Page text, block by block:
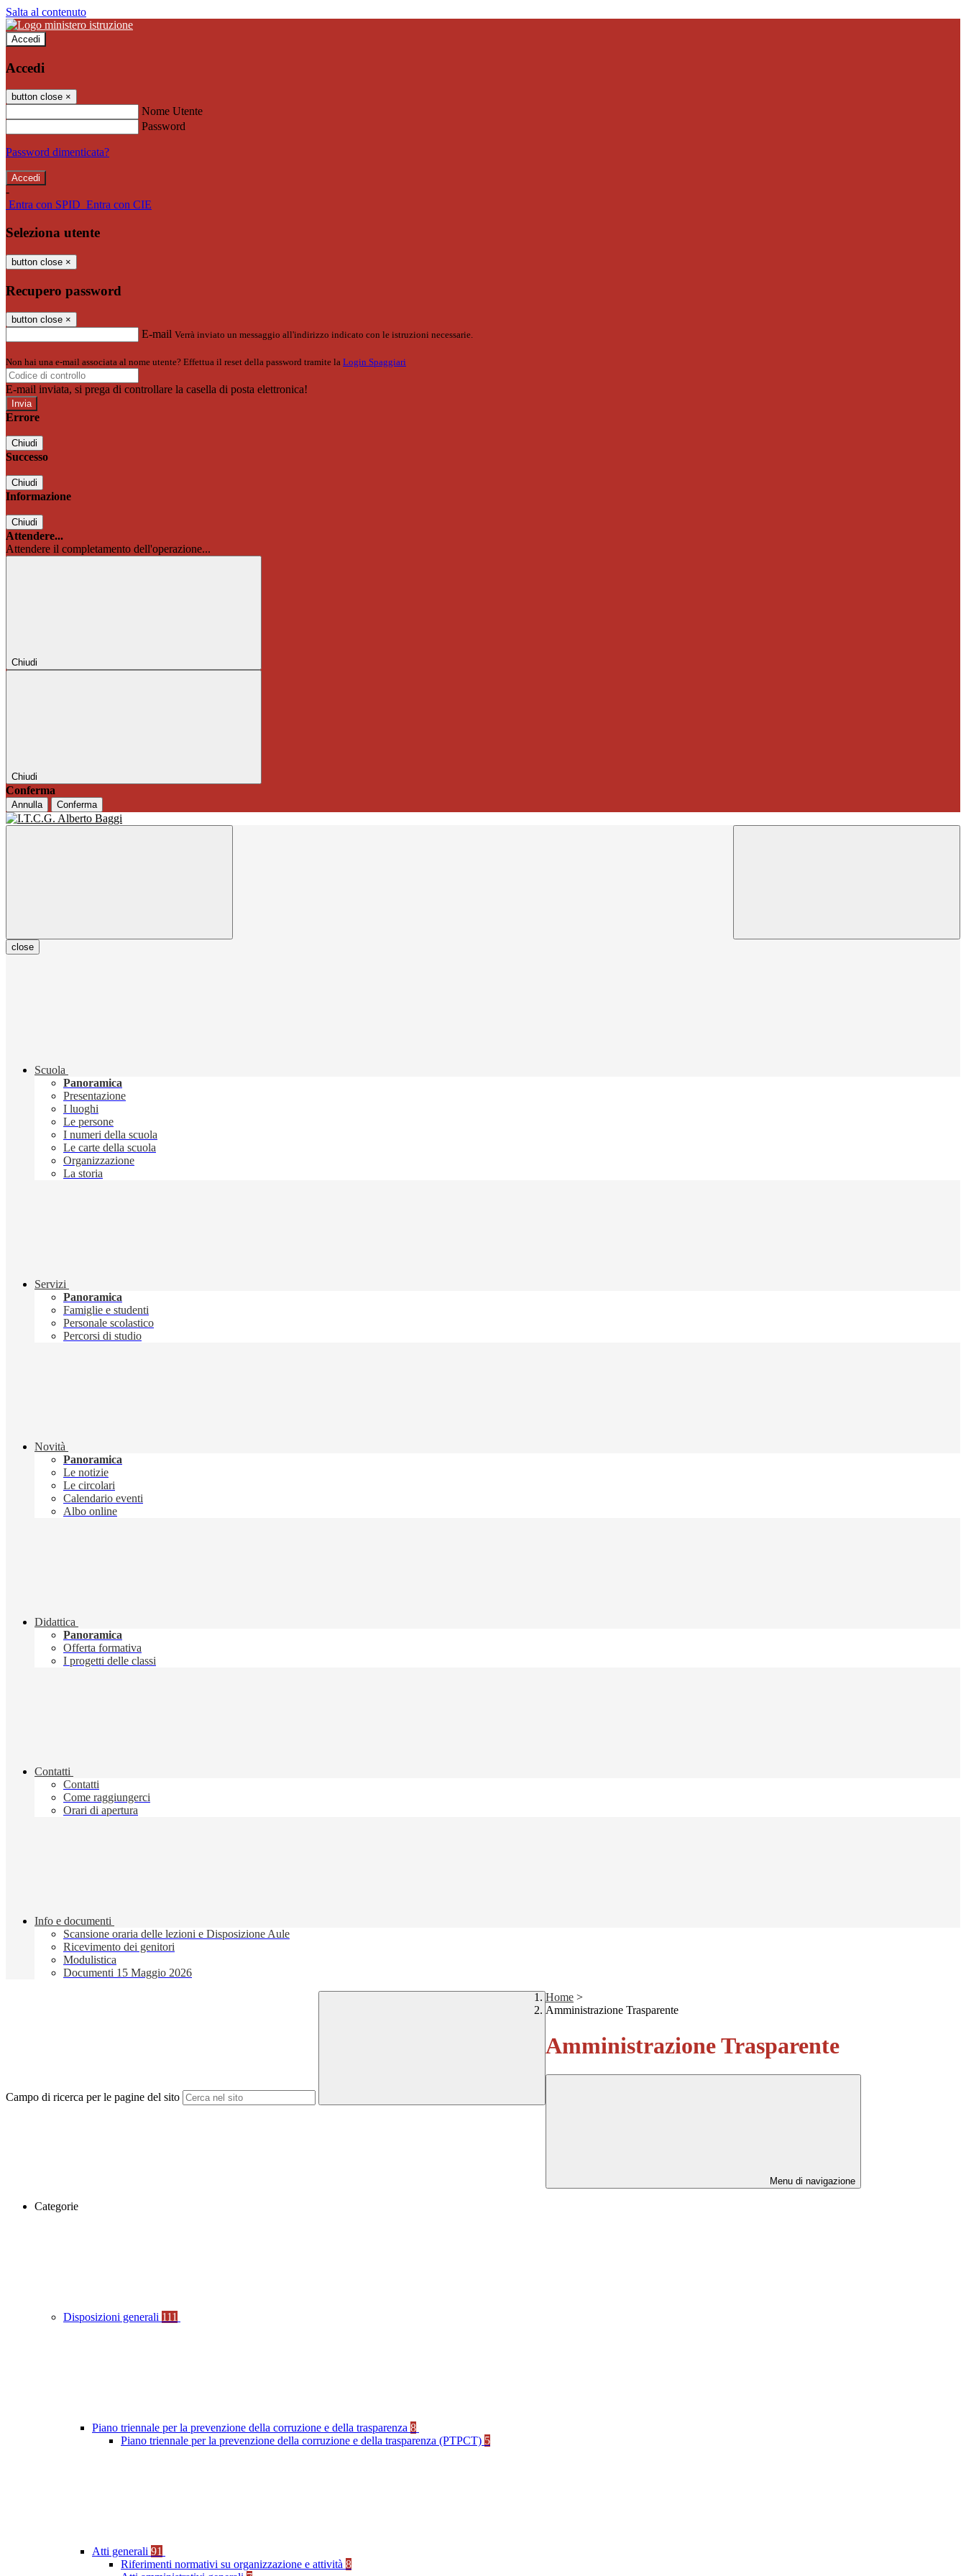
Salta al contenuto
Accedi
Accedi
button close ×
Nome Utente
Password
Password dimenticata?
-
Entra con SPID Entra con CIE
Seleziona utente
button close ×
Recupero password
button close ×
E-mail Verrà inviato un messaggio all'indirizzo indicato con le istruzioni necessarie.
Non hai una e-mail associata al nome utente? Effettua il reset della password tramite la Login Spaggiari
E-mail inviata, si prega di controllare la casella di posta elettronica!
Errore
Chiudi
Successo
Chiudi
Informazione
Chiudi
Attendere...
Attendere il completamento dell'operazione...
Chiudi
Chiudi
Conferma
Annulla Conferma
close
Scuola
Panoramica
Presentazione
I luoghi
Le persone
I numeri della scuola
Le carte della scuola
Organizzazione
La storia
Servizi
Panoramica
Famiglie e studenti
Personale scolastico
Percorsi di studio
Novità
Panoramica
Le notizie
Le circolari
Calendario eventi
Albo online
Didattica
Panoramica
Offerta formativa
I progetti delle classi
Contatti
Contatti
Come raggiungerci
Orari di apertura
Info e documenti
Scansione oraria delle lezioni e Disposizione Aule
Ricevimento dei genitori
Modulistica
Documenti 15 Maggio 2026
Campo di ricerca per le pagine del sito
Home >
Amministrazione Trasparente
Amministrazione Trasparente
Menu di navigazione
Categorie
Disposizioni generali 111
Piano triennale per la prevenzione della corruzione e della trasparenza 8
Piano triennale per la prevenzione della corruzione e della trasparenza (PTPCT) 5
Atti generali 91
Riferimenti normativi su organizzazione e attività 8